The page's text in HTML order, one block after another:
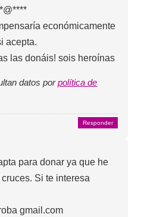
económicamente
acepta.
las donáis! sois heroínas
datos porpolítica de
Responder
para donar ya que he
Si te interesa
gmail.com